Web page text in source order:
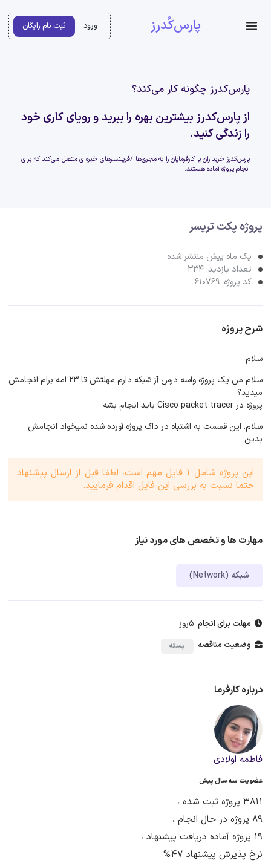
پارس‌کُدرز ورود ثبت نام رایگان
پارس‌کدرز چگونه کار می‌کند؟
از پارس‌کدرز بیشترین بهره را ببرید و رویای کاری خود
را زندگی کنید.
پارس‌کدرز خریداران یا کارفرمایان را به مجری‌ها /فریلنسرهای خبره‌ای متصل می‌کند که برای
انجام پروژه آماده هستند.
پروژه پکت تریسر
یک ماه پیش منتشر شده
تعداد بازدید: 334
کد پروژه: 610769
شرح پروژه
سلام
سلام من یک پروژه واسه درس آز شبکه دارم مهلتش تا ۲۳ امه برام انجامش
میدید؟
پروژه در Cisco packet tracer باید انجام بشه
سلام. این قسمت به اشتباه در داک پروژه آورده شده نمیخواد انجامش
بدین
این پروژه شامل 1 فایل مهم است، لطفا قبل از ارسال پیشنهاد
حتما نسبت به بررسی این فایل اقدام فرمایید.
مهارت ها و تخصص های مورد نیاز
شبکه (Network)
مهلت برای انجام 5روز
وضعیت مناقصه بسته
درباره کارفرما
فاطمه اولادی
عضویت سه سال پیش
3811 پروژه ثبت شده ،
89 پروژه در حال انجام ،
19 پروژه آماده دریافت پیشنهاد ،
نرخ پذیرش پیشنهاد 47%